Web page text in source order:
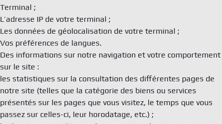
Terminal ;
L’adresse IP de votre terminal ;
Les données de géolocalisation de votre terminal ;
Vos préférences de langues.
Des informations sur notre navigation et votre comportement
sur le site :
les statistiques sur la consultation des différentes pages de
notre site (telles que la catégorie des biens ou services
présentés sur les pages que vous visitez, le temps que vous
passez sur celles-ci, leur horodatage, etc.) ;